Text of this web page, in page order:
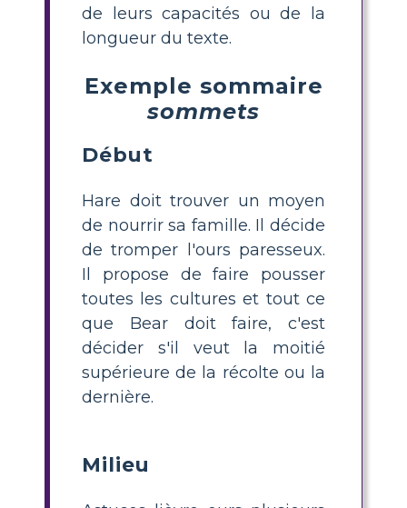
de leurs capacités ou de la
longueur du texte.
Exemple sommaire
sommets
Début
Hare doit trouver un moyen
de nourrir sa famille. Il décide
de tromper l'ours paresseux.
Il propose de faire pousser
toutes les cultures et tout ce
que Bear doit faire, c'est
décider s'il veut la moitié
supérieure de la récolte ou la
dernière.
Milieu